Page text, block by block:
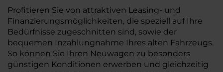
Profitieren Sie von attraktiven Leasing- und
Finanzierungsmöglichkeiten, die speziell auf Ihre
Bedürfnisse zugeschnitten sind, sowie der
bequemen Inzahlungnahme Ihres alten Fahrzeugs.
So können Sie Ihren Neuwagen zu besonders
günstigen Konditionen erwerben und gleichzeitig